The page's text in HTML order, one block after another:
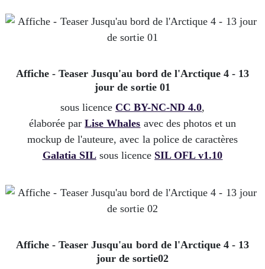
Affiche - Teaser Jusqu'au bord de l'Arctique 4 - 13
jour de sortie 01
sous licence CC BY-NC-ND 4.0,
élaborée parLise Whales avec des photos et un
mockup de l'auteure, avec la police de caractères
Galatia SILsous licence SIL OFL v1.10
Affiche - Teaser Jusqu'au bord de l'Arctique 4 - 13
jour de sortie02